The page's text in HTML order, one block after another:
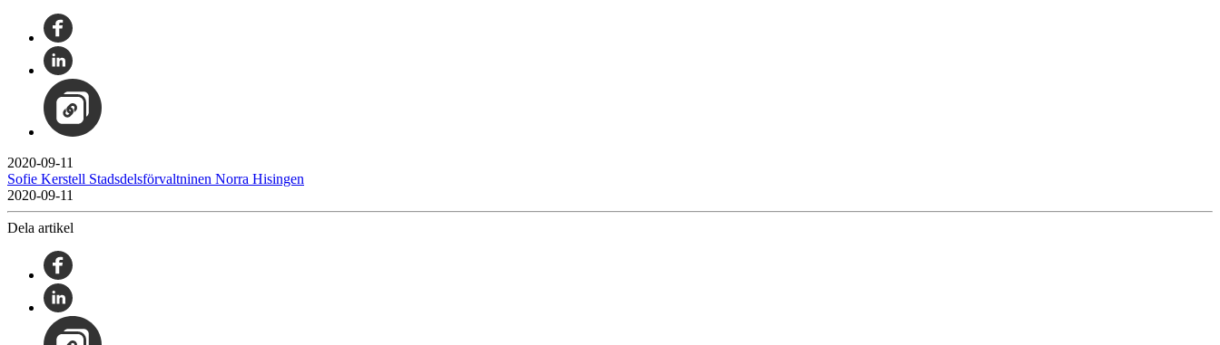
2020-09-11
Sofie Kerstell Stadsdelsförvaltninen Norra Hisingen
2020-09-11
Dela artikel